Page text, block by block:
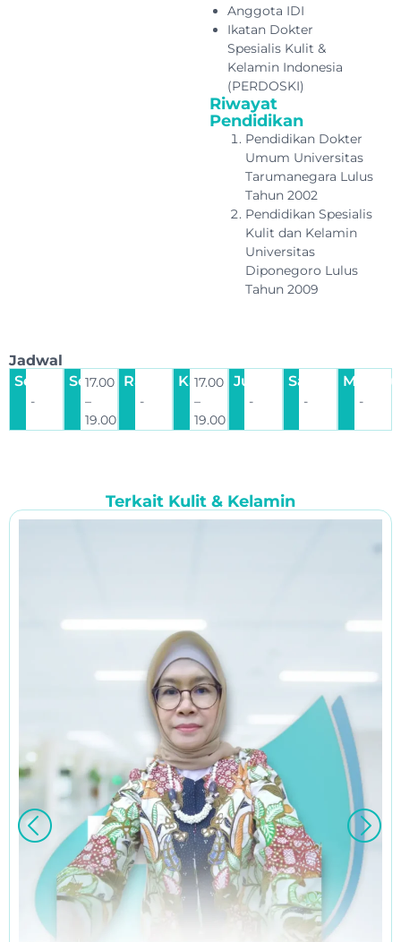
Anggota IDI
Ikatan Dokter
Spesialis Kulit &
Kelamin Indonesia
(PERDOSKI)
Riwayat
Pendidikan
Pendidikan Dokter
Umum Universitas
Tarumanegara Lulus
Tahun 2002
Pendidikan Spesialis
Kulit dan Kelamin
Universitas
Diponegoro Lulus
Tahun 2009
Jadwal
Senin
-
Selasa
17.00
–
19.00
Rabu
-
Kamis
17.00
–
19.00
Jumat
-
Sabtu
-
Minggu
-
Terkait Kulit & Kelamin